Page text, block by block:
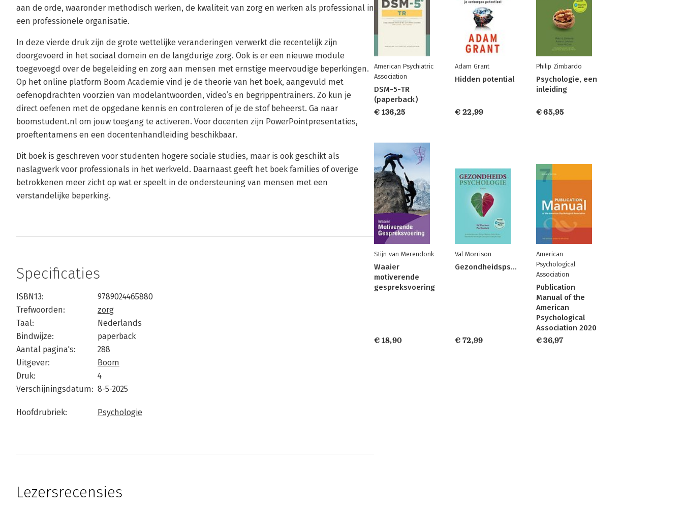
aan de orde, waaronder methodisch werken, de kwaliteit van zorg en werken als professional in
een professionele organisatie.
In deze vierde druk zijn de grote wettelijke veranderingen verwerkt die recentelijk zijn
doorgevoerd in het sociaal domein en de langdurige zorg. Ook is er een nieuwe module
toegevoegd over de begeleiding en zorg aan mensen met ernstige meervoudige beperkingen.
Op het online platform Boom Academie vind je de theorie van het boek, aangevuld met
oefenopdrachten voorzien van modelantwoorden, video’s en begrippentrainers. Zo kun je
direct oefenen met de opgedane kennis en controleren of je de stof beheerst. Ga naar
boomstudent.nl om jouw toegang te activeren. Voor docenten zijn PowerPointpresentaties,
proeftentamens en een docentenhandleiding beschikbaar.
Dit boek is geschreven voor studenten hogere sociale studies, maar is ook geschikt als
naslagwerk voor professionals in het werkveld. Daarnaast geeft het boek families of overige
betrokkenen meer zicht op wat er speelt in de ondersteuning van mensen met een
verstandelijke beperking.
Specificaties
ISBN13:
9789024465880
Trefwoorden:
zorg
Taal:
Nederlands
Bindwijze:
paperback
Aantal pagina's:
288
Uitgever:
Boom
Druk:
4
Verschijningsdatum: 8-5-2025
Hoofdrubriek: Psychologie
Lezersrecensies
American Psychiatric
Association
DSM-5-TR
(paperback)
€ 136,25
Adam Grant
Hidden potential
€ 22,99
Philip Zimbardo
Psychologie, een
inleiding
€ 65,95
Stijn van Merendonk
Waaier
motiverende
gespreksvoering
€ 18,90
Val Morrison
Gezondheidspsychologie
€ 72,99
American
Psychological
Association
Publication
Manual of the
American
Psychological
Association 2020
€ 36,97